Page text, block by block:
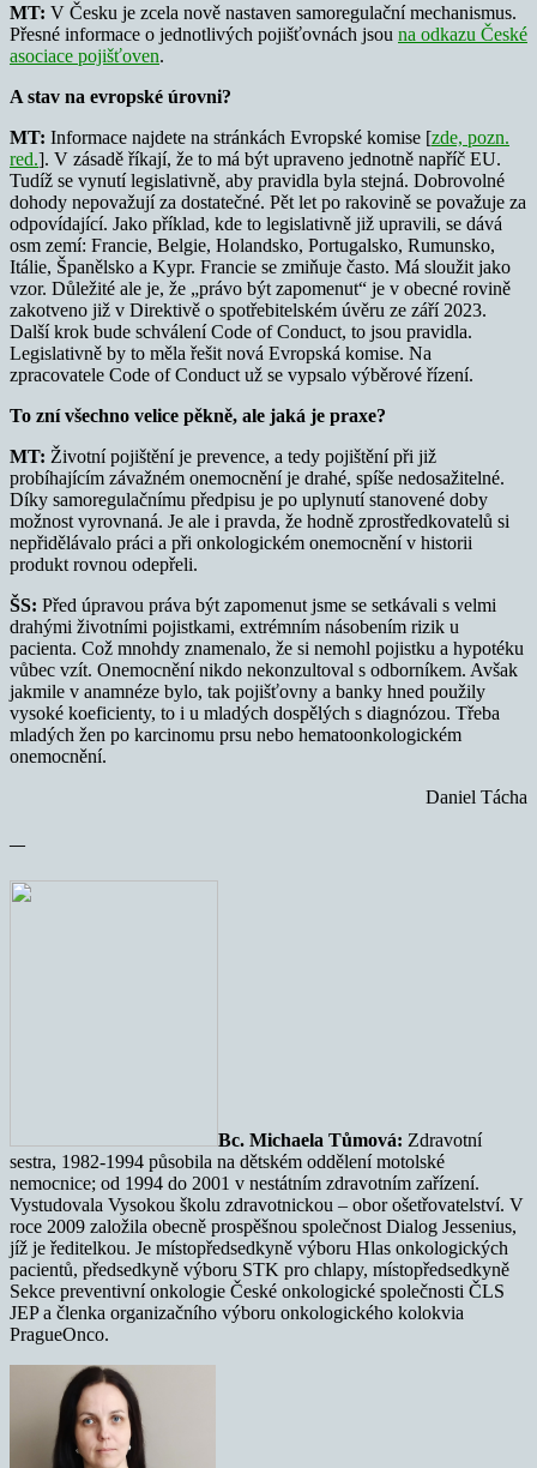
MT: V Česku je zcela nově nastaven samoregulační mechanismus.
Přesné informace o jednotlivých pojišťovnách jsou na odkazu České
asociace pojišťoven.
A stav na evropské úrovni?
MT: Informace najdete na stránkách Evropské komise [zde, pozn.
red.]. V zásadě říkají, že to má být upraveno jednotně napříč EU.
Tudíž se vynutí legislativně, aby pravidla byla stejná. Dobrovolné
dohody nepovažují za dostatečné. Pět let po rakovině se považuje za
odpovídající. Jako příklad, kde to legislativně již upravili, se dává
osm zemí: Francie, Belgie, Holandsko, Portugalsko, Rumunsko,
Itálie, Španělsko a Kypr. Francie se zmiňuje často. Má sloužit jako
vzor. Důležité ale je, že „právo být zapomenut“ je v obecné rovině
zakotveno již v Direktivě o spotřebitelském úvěru ze září 2023.
Další krok bude schválení Code of Conduct, to jsou pravidla.
Legislativně by to měla řešit nová Evropská komise. Na
zpracovatele Code of Conduct už se vypsalo výběrové řízení.
To zní všechno velice pěkně, ale jaká je praxe?
MT: Životní pojištění je prevence, a tedy pojištění při již
probíhajícím závažném onemocnění je drahé, spíše nedosažitelné.
Díky samoregulačnímu předpisu je po uplynutí stanovené doby
možnost vyrovnaná. Je ale i pravda, že hodně zprostředkovatelů si
nepřidělávalo práci a při onkologickém onemocnění v historii
produkt rovnou odepřeli.
ŠS: Před úpravou práva být zapomenut jsme se setkávali s velmi
drahými životními pojistkami, extrémním násobením rizik u
pacienta. Což mnohdy znamenalo, že si nemohl pojistku a hypotéku
vůbec vzít. Onemocnění nikdo nekonzultoval s odborníkem. Avšak
jakmile v anamnéze bylo, tak pojišťovny a banky hned použily
vysoké koeficienty, to i u mladých dospělých s diagnózou. Třeba
mladých žen po karcinomu prsu nebo hematoonkologickém
onemocnění.
Daniel Tácha
—
Bc. Michaela Tůmová: Zdravotní
sestra, 1982-1994 působila na dětském oddělení motolské
nemocnice; od 1994 do 2001 v nestátním zdravotním zařízení.
Vystudovala Vysokou školu zdravotnickou – obor ošetřovatelství. V
roce 2009 založila obecně prospěšnou společnost Dialog Jessenius,
jíž je ředitelkou. Je místopředsedkyně výboru Hlas onkologických
pacientů, předsedkyně výboru STK pro chlapy, místopředsedkyně
Sekce preventivní onkologie České onkologické společnosti ČLS
JEP a členka organizačního výboru onkologického kolokvia
PragueOnco.